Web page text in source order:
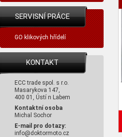
SERVISNÍ PRÁCE
GO klikových hřídelí
KONTAKT
ECC trade spol. s r.o.
Masarykova 147,
400 01, Ústí n Labem
Kontaktní osoba
Michal Sochor
E-mail pro dotazy:
info@doktormoto.cz